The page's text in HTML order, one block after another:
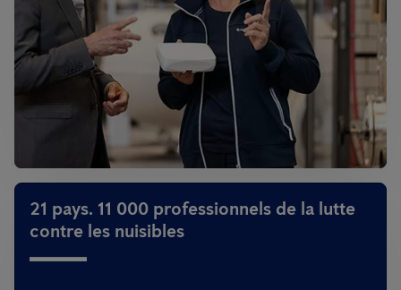
21 pays. 11 000 professionnels de la lutte
contre les nuisibles